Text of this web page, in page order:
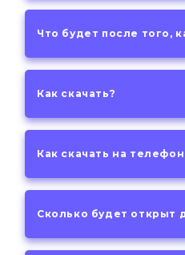
Что будет после того,
Как скачать?
Как скачать на
Сколько будет открыт